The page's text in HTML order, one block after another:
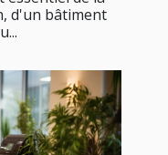
d'un bâtiment